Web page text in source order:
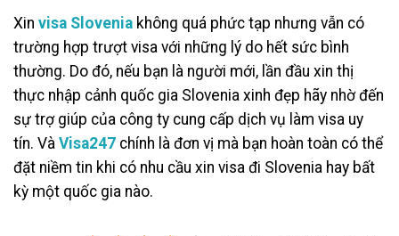
Xin visa Slovenia không quá phức tạp nhưng vẫn có
trường hợp trượt visa với những lý do hết sức bình
thường. Do đó, nếu bạn là người mới, lần đầu xin thị
thực nhập cảnh quốc gia Slovenia xinh đẹp hãy nhờ đến
sự trợ giúp của công ty cung cấp dịch vụ làm visa uy
tín. Và Visa247 chính là đơn vị mà bạn hoàn toàn có thể
đặt niềm tin khi có nhu cầu xin visa đi Slovenia hay bất
kỳ một quốc gia nào.